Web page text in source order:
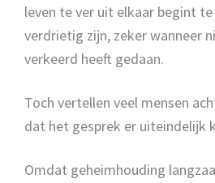
leven te ver uit elkaar begint
verdrietig zijn, zeker wanneer
verkeerd heeft gedaan.
Toch vertellen veel mensen
dat het gesprek er uiteindelijk
Omdat geheimhouding